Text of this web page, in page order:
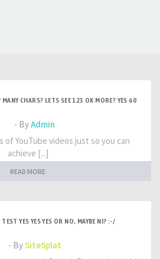
CHARS? LETS SEE 123 OK MORE? YES 60
- ByAdmin
of YouTube videos just so you can
achieve [...]
READ MORE
YES YES YES OR NO, MAYBE NI? :-/
- BySiteSplat